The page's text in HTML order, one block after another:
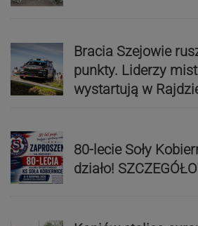
Bracia Szejowie
punkty. Liderzy
wystartują w
80-lecie Soły
działo!